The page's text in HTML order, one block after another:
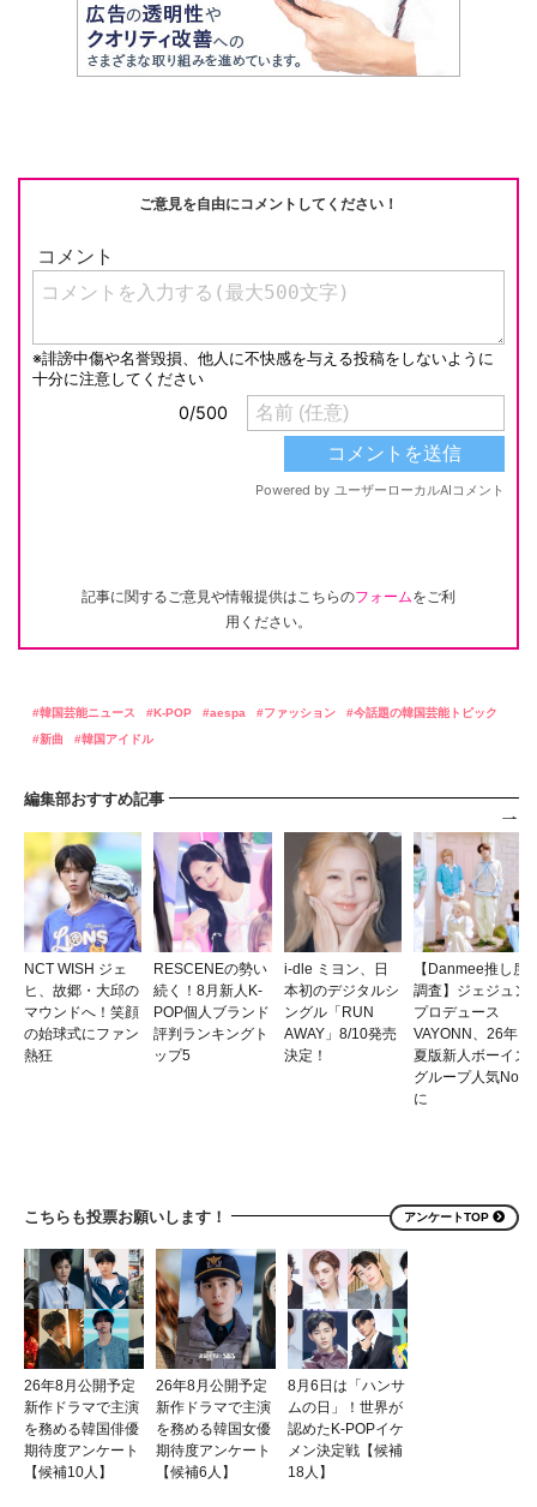
at
e
b
k
n
a
Li
ご意見を自由にコメントしてください！
記事に関するご意見や情報提供はこちらのフォームをご利
用ください。
韓国芸能ニュース K-POP aespa ファッション
今話題の韓国芸能トピック
新曲
韓国アイドル
編集部おすすめ記事
NCT WISH ジェ
ヒ、故郷・大邱の
マウンドへ！笑顔
の始球式にファン
熱狂
RESCENEの勢い
続く！8月新人K-
POP個人ブランド
評判ランキングト
ップ5
i-dle ミヨン、日
本初のデジタルシ
ングル「RUN
AWAY」8/10発売
決定！
【Danmee推し度
調査】ジェジュン
プロデュース
VAYONN、26年
夏版新人ボーイズ
グループ人気No.1
に
こちらも投票お願いします！ アンケートTOP
26年8月公開予定
新作ドラマで主演
を務める韓国俳優
期待度アンケート
【候補10人】
26年8月公開予定
新作ドラマで主演
を務める韓国女優
期待度アンケート
【候補6人】
8月6日は「ハンサ
ムの日」！世界が
認めたK-POPイケ
メン決定戦【候補
18人】